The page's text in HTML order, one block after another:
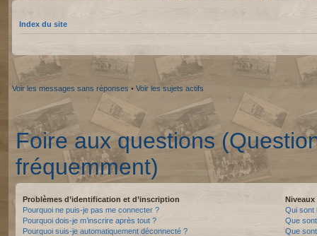
Index du site
Voir les messages sans réponses • Voir les sujets actifs
Foire aux questions
fréquemment)
Problèmes d’identification et d’inscription
Pourquoi ne puis-je pas me connecter ?
Pourquoi dois-je m’inscrire après tout ?
Pourquoi suis-je automatiquement déconnecté ?
Niveaux
Qui sont
Que
Que